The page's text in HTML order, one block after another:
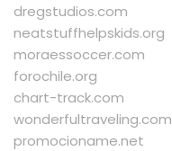
dregstudios.com
neatstuffhelpskids.org
moraessoccer.com
forochile.org
chart-track.com
wonderfultraveling.com
promocioname.net